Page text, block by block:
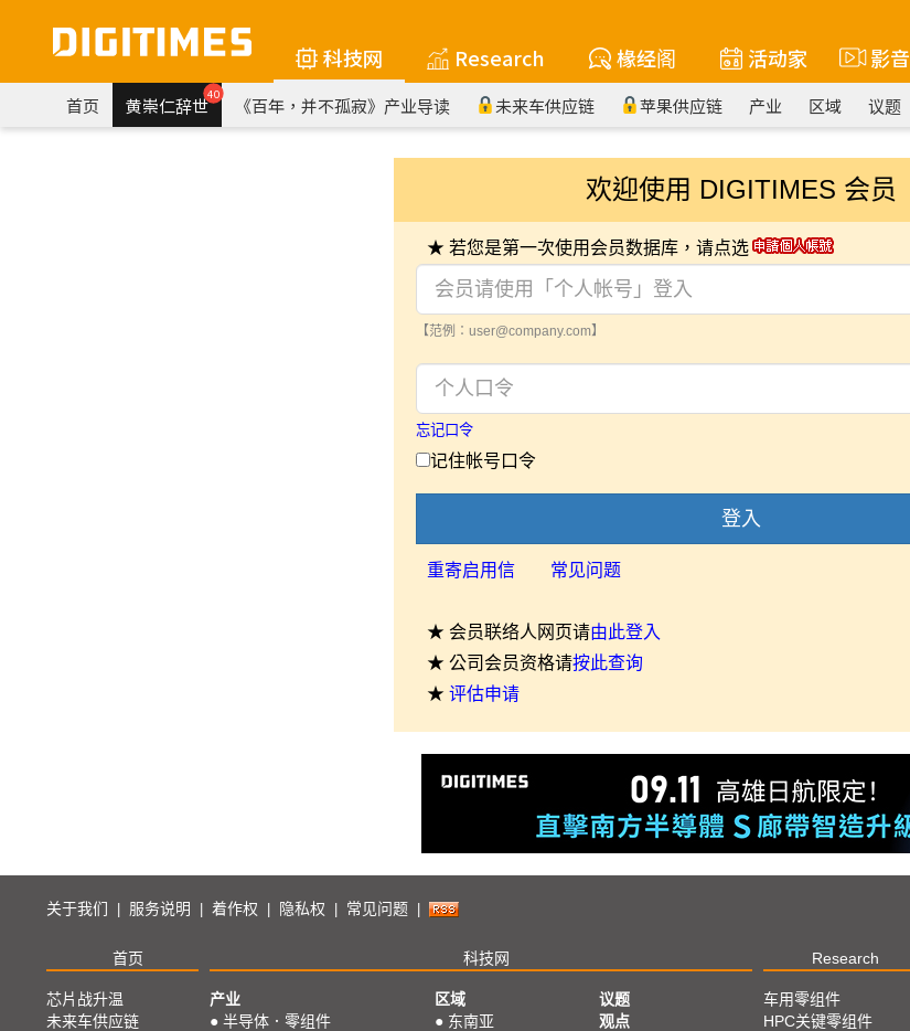
科技网 Research 椽经阁 活动家 影音
首页 黄崇仁辞世40 《百年，并不孤寂》产业导读 未来车供应链 苹果供应链 产业 区域 议题
欢迎使用 DIGITIMES 会员
★ 若您是第一次使用会员数据库，请点选
【范例：user@company.com】
忘记口令
记住帐号口令
登入
重寄启用信 常见问题
★ 会员联络人网页请由此登入
★ 公司会员资格请按此查询
★ 评估申请
关于我们 服务说明 着作权 隐私权 常见问题
首页 科技网 Research
芯片战升温
未来车供应链
产业
● 半导体．零组件
区域
● 东南亚
议题
观点
车用零组件
HPC关键零组件